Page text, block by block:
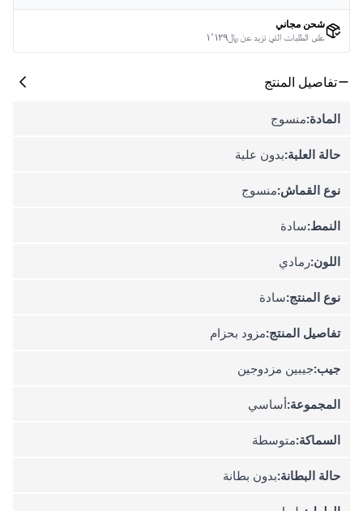
شحن مجاني
على الطلبات التي تزيد عن ﷼١٬١٢٩
تفاصيل المنتج
المادة:منسوج
حالة العلبة:بدون علبة
نوع القماش:منسوج
النمط:سادة
اللون:رمادي
نوع المنتج:سادة
تفاصيل المنتج:مزود بحزام
جيب:جيبين مزدوجين
المجموعة:أساسي
السماكة:متوسطة
حالة البطانة:بدون بطانة